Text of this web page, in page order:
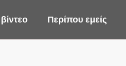
βίντεο Περίπου εμείς